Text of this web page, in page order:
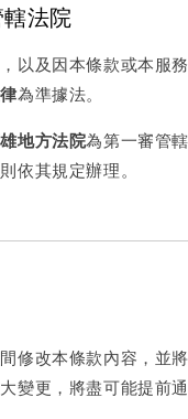
法院
以及因本條款或本服
為準據法。
地方法院為第一審管
依其規定辦理。
修改本條款內容，並
變更，將盡可能提前通